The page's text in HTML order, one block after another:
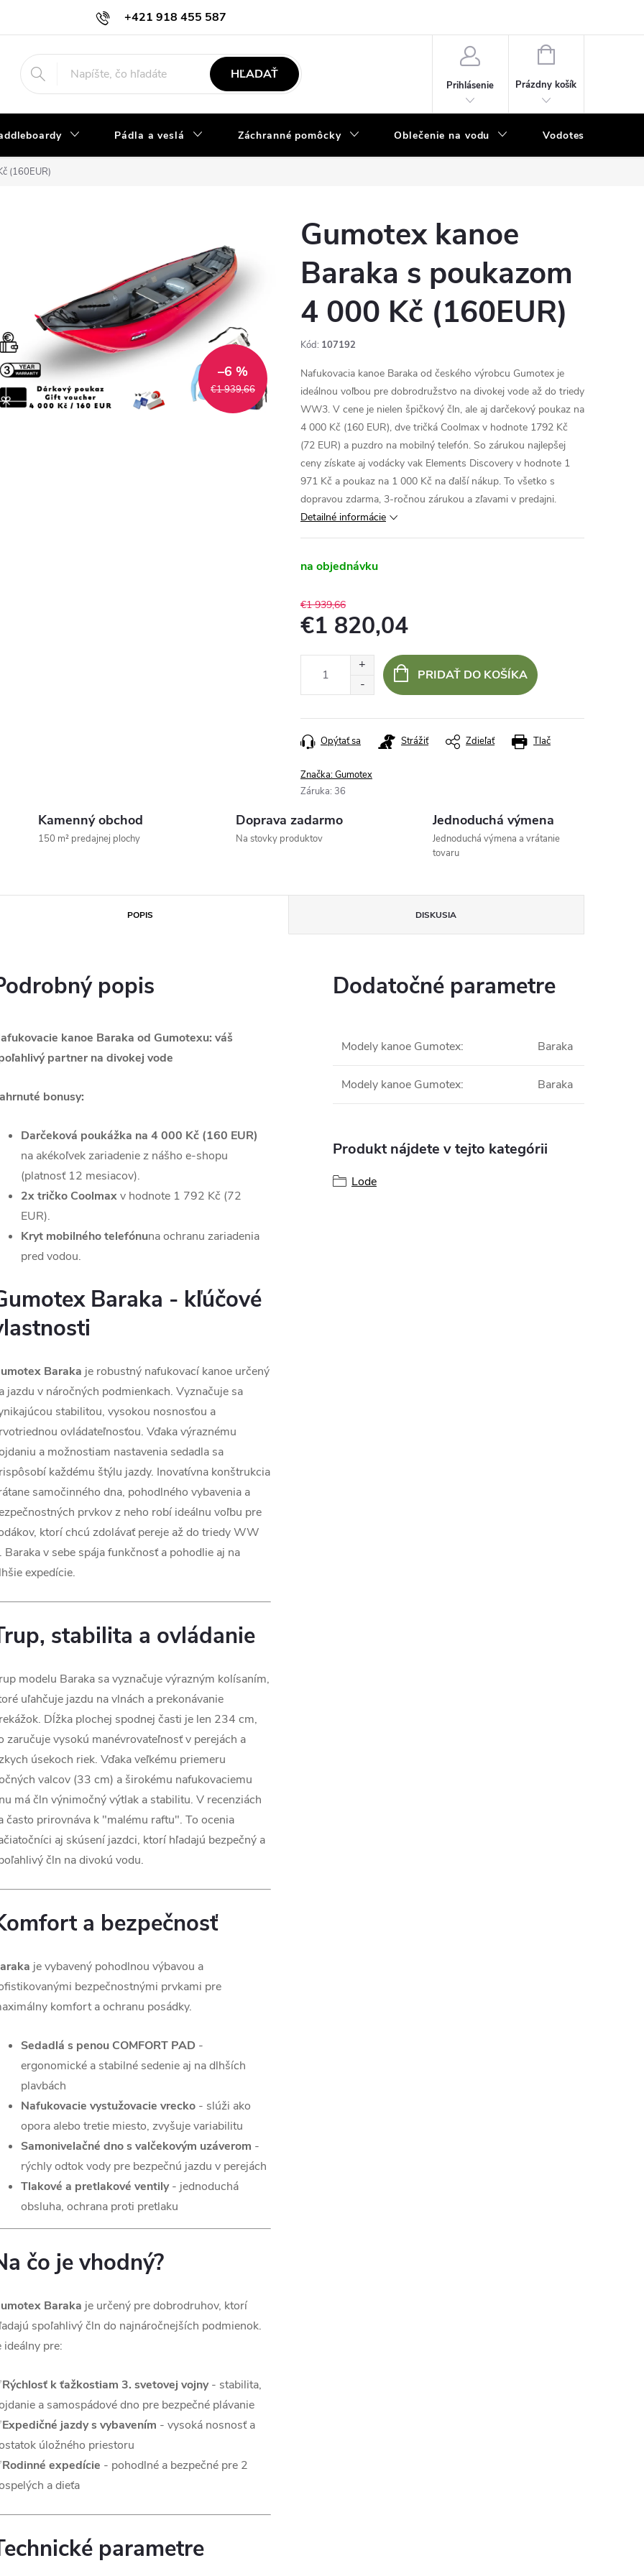
+421 918 455 587
info@vodacky-obchod.sk
HĽADAŤ
Prihlásenie
NÁKUPNÝ
Prázdny košík
Pádla a veslá Záchranné pomôcky Oblečenie na vodu Vodotesný program
(160EUR)
€1 939,66
–6 %
Gumotex kanoe
Baraka s poukazom
4 000 Kč (160EUR)
Kód: 107192
Nafukovacia kanoe Baraka od českého výrobcu Gumotex je
ideálnou voľbou pre dobrodružstvo na divokej vode až do triedy
WW3. V cene je nielen špičkový čln, ale aj darčekový poukaz na
4 000 Kč (160 EUR), dve tričká Coolmax v hodnote 1792 Kč
(72 EUR) a puzdro na mobilný telefón. So zárukou najlepšej
ceny získate aj vodácky vak Elements Discovery v hodnote 1
971 Kč a poukaz na 1 000 Kč na ďalší nákup. To všetko s
dopravou zdarma, 3-ročnou zárukou a zľavami v predajni.
Detailné informácie
na objednávku
€1 939,66
€1 820,04
PRIDAŤ DO KOŠÍKA
Tlač
Opýtať sa Strážiť Zdieľať
Značka:Gumotex
Záruka: 36
Kamenný obchod
150 m² predajnej plochy
Doprava zadarmo
Na stovky produktov
Jednoduchá výmena
Jednoduchá výmena a vrátanie
tovaru
POPIS DISKUSIA
popis
kanoe Baraka od Gumotexu: váš
partner na divokej vode
bonusy:
Darčeková poukážka na 4 000 Kč (160 EUR)
na akékoľvek zariadenie z nášho e-shopu
(platnosť 12 mesiacov).
2x tričko Coolmaxv hodnote 1 792 Kč (72
EUR).
Kryt mobilného telefónuna ochranu zariadenia
pred vodou.
Baraka - kľúčové
Baraka je robustný nafukovací kanoe určený
jazdu v náročných podmienkach. Vyznačuje sa
stabilitou, vysokou nosnosťou a
ovládateľnosťou. Vďaka výraznému
a možnostiam nastavenia sedadla sa
každému štýlu jazdy. Inovatívna konštrukcia
samočinného dna, pohodlného vybavenia a
prvkov z neho robí ideálnu voľbu pre
ktorí chcú zdolávať pereje až do triedy WW
Baraka v sebe spája funkčnosť a pohodlie aj na
expedície.
stabilita a ovládanie
modelu Baraka sa vyznačuje výrazným kolísaním,
uľahčuje jazdu na vlnách a prekonávanie
Dĺžka plochej spodnej časti je len 234 cm,
zaručuje vysokú manévrovateľnosť v perejách a
úsekoch riek. Vďaka veľkému priemeru
valcov (33 cm) a širokému nafukovaciemu
má čln výnimočný výtlak a stabilitu. V recenziách
často prirovnáva k "malému raftu". To ocenia
aj skúsení jazdci, ktorí hľadajú bezpečný a
čln na divokú vodu.
a bezpečnosť
je vybavený pohodlnou výbavou a
bezpečnostnými prvkami pre
komfort a ochranu posádky.
Sedadlá s penou COMFORT PAD -
ergonomické a stabilné sedenie aj na dlhších
plavbách
Nafukovacie vystužovacie vrecko - slúži ako
opora alebo tretie miesto, zvyšuje variabilitu
Samonivelačné dno s valčekovým uzáverom -
rýchly odtok vody pre bezpečnú jazdu v perejách
Tlakové a pretlakové ventily- jednoduchá
obsluha, ochrana proti pretlaku
čo je vhodný?
Baraka je určený pre dobrodruhov, ktorí
spoľahlivý čln do najnáročnejších podmienok.
ideálny pre:
Rýchlosť k ťažkostiam 3. svetovej vojny- stabilita,
a samospádové dno pre bezpečné plávanie
Expedičné jazdy s vybavením - vysoká nosnosť a
úložného priestoru
Rodinné expedície - pohodlné a bezpečné pre 2
a dieťa
parametre
Dodatočné parametre
Modely kanoe Gumotex: Baraka
Modely kanoe Gumotex: Baraka
Produkt nájdete v tejto kategórii
Lode